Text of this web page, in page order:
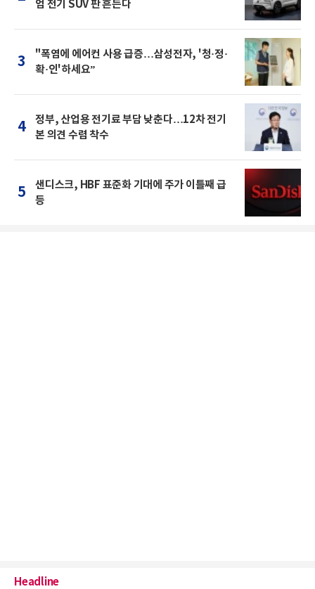
엄 전기 SUV 판 흔든다
3
"폭염에 에어컨 사용 급증…삼성전자, '청·정·
확·인'하세요”
4
정부, 산업용 전기료 부담 낮춘다…12차 전기
본 의견 수렴 착수
5
샌디스크, HBF 표준화 기대에 주가 이틀째 급
등
Headline